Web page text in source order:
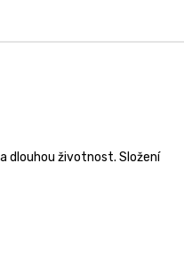
dlouhou životnost. Složení